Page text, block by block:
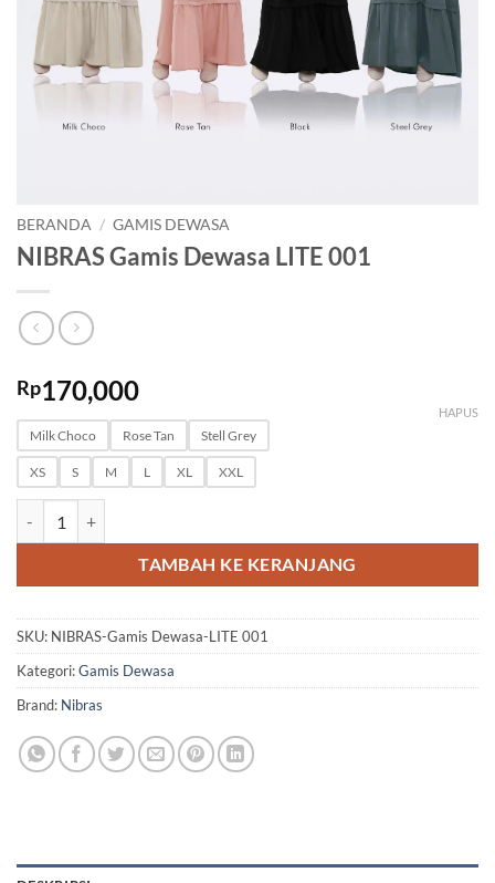
BERANDA / GAMIS DEWASA
NIBRAS Gamis Dewasa LITE 001
Rp170,000
Milk Choco Rose Tan Stell Grey
XS S M L XL XXL
HAPUS
TAMBAH KE KERANJANG
SKU: NIBRAS-Gamis Dewasa-LITE 001
Kategori:Gamis Dewasa
Brand: Nibras